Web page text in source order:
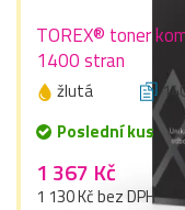
TOREX® toner
1400 stran
žlutá
Poslední kus
1 367 Kč
1 130 Kč bez DPH